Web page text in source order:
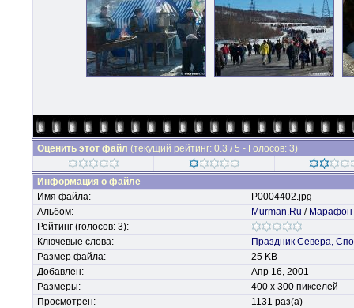
Оценить этот файл (текущий рейтинг: 0.3 / 5 - Голосов: 3)
Информация о файле
Имя файла:
P0004402.jpg
Альбом:
Murman.Ru / Марафон
Рейтинг (голосов: 3):
Ключевые слова:
Праздник Севера,
Размер файла:
25 KB
Добавлен:
Апр 16, 2001
Размеры:
400 x 300 пикселей
Просмотрен:
1131 раз(а)